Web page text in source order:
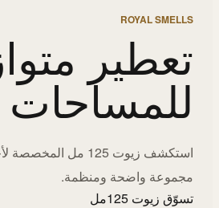
ROYAL SMELLS
تعطير
للمساحات
استكشف زيوت 125 مل
مجموعة واضحة ومنظمة.
تسوّق زيوت 125مل